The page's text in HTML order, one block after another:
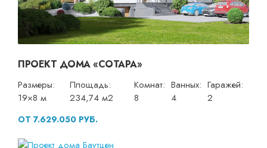
ПРОЕКТ ДОМА «СОТАРА»
Размеры:
19×8 м
Площадь:
234,74 м2
Комнат:
8
Ванных:
4
Гаражей:
2
ОТ 7.629.050 РУБ.